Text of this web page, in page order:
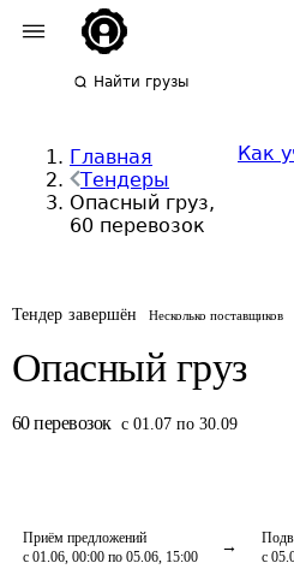
Найти грузы
Главная
Тендеры
Опасный груз,
60 перевозок
Как
Тендер завершён Несколько поставщиков
Опасный груз
60 перевозок с 01.07 по 30.09
Приём предложений
с 01.06, 00:00 по 05.06, 15:00
с